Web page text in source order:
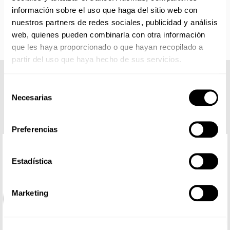
información sobre el uso que haga del sitio web con
nuestros partners de redes sociales, publicidad y análisis
web, quienes pueden combinarla con otra información
que les haya proporcionado o que hayan recopilado a
partir del uso que haya hecho de sus servicios.
Necesarias
Preferencias
Estadística
Marketing
partir de septiembre.
COMPLETA TU LOOK